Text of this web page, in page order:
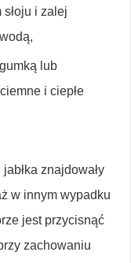
i zalej
lub
i ciepłe
znajdowały
w innym wypadku
jest przycisnąć
zachowaniu